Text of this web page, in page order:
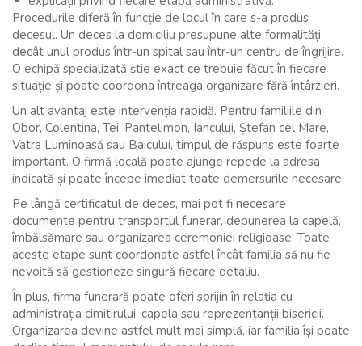
Procedurile diferă în funcție de locul în care s-a produs
decesul. Un deces la domiciliu presupune alte formalități
decât unul produs într-un spital sau într-un centru de îngrijire.
O echipă specializată știe exact ce trebuie făcut în fiecare
situație și poate coordona întreaga organizare fără întârzieri.
Un alt avantaj este intervenția rapidă. Pentru familiile din
Obor, Colentina, Tei, Pantelimon, Iancului, Ștefan cel Mare,
Vatra Luminoasă sau Baicului, timpul de răspuns este foarte
important. O firmă locală poate ajunge repede la adresa
indicată și poate începe imediat toate demersurile necesare.
Pe lângă certificatul de deces, mai pot fi necesare
documente pentru transportul funerar, depunerea la capelă,
îmbălsămare sau organizarea ceremoniei religioase. Toate
aceste etape sunt coordonate astfel încât familia să nu fie
nevoită să gestioneze singură fiecare detaliu.
În plus, firma funerară poate oferi sprijin în relația cu
administrația cimitirului, capela sau reprezentanții bisericii.
Organizarea devine astfel mult mai simplă, iar familia își poate